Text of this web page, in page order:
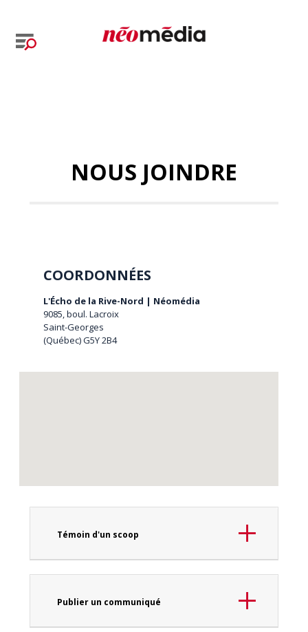
NOUS JOINDRE
COORDONNÉES
L'Écho de la Rive-Nord | Néomédia
9085, boul. Lacroix
Saint-Georges
(Québec) G5Y 2B4
Témoin d'un scoop
Publier un communiqué